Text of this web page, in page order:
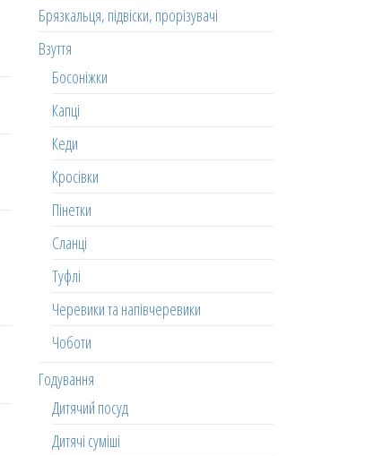
Брязкальця, підвіски, прорізувачі
Взуття
Босоніжки
Капці
Кеди
Кросівки
Пінетки
Сланці
Туфлі
Черевики та напівчеревики
Чоботи
Годування
Дитячий посуд
Дитячі суміші